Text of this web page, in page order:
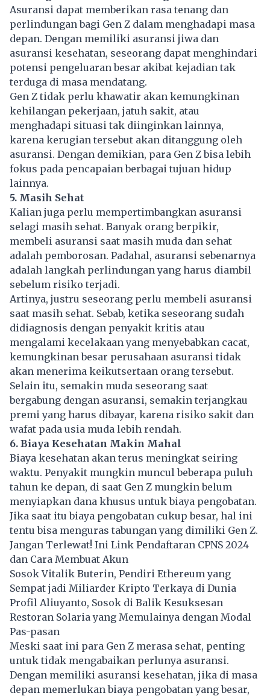
Asuransi dapat memberikan rasa tenang dan
perlindungan bagi Gen Z dalam menghadapi masa
depan. Dengan memiliki asuransi jiwa dan
asuransi kesehatan, seseorang dapat menghindari
potensi pengeluaran besar akibat kejadian tak
terduga di masa mendatang.
Gen Z tidak perlu khawatir akan kemungkinan
kehilangan pekerjaan, jatuh sakit, atau
menghadapi situasi tak diinginkan lainnya,
karena kerugian tersebut akan ditanggung oleh
asuransi. Dengan demikian, para Gen Z bisa lebih
fokus pada pencapaian berbagai tujuan hidup
lainnya.
5. Masih Sehat
Kalian juga perlu mempertimbangkan asuransi
selagi masih sehat. Banyak orang berpikir,
membeli asuransi saat masih muda dan sehat
adalah pemborosan. Padahal, asuransi sebenarnya
adalah langkah perlindungan yang harus diambil
sebelum risiko terjadi.
Artinya, justru seseorang perlu membeli asuransi
saat masih sehat. Sebab, ketika seseorang sudah
didiagnosis dengan penyakit kritis atau
mengalami kecelakaan yang menyebabkan cacat,
kemungkinan besar perusahaan asuransi tidak
akan menerima keikutsertaan orang tersebut.
Selain itu, semakin muda seseorang saat
bergabung dengan asuransi, semakin terjangkau
premi yang harus dibayar, karena risiko sakit dan
wafat pada usia muda lebih rendah.
6. Biaya Kesehatan Makin Mahal
Biaya kesehatan akan terus meningkat seiring
waktu. Penyakit mungkin muncul beberapa puluh
tahun ke depan, di saat Gen Z mungkin belum
menyiapkan dana khusus untuk biaya pengobatan.
Jika saat itu biaya pengobatan cukup besar, hal ini
tentu bisa menguras tabungan yang dimiliki Gen Z.
Jangan Terlewat! Ini Link Pendaftaran CPNS 2024
dan Cara Membuat Akun
Sosok Vitalik Buterin, Pendiri Ethereum yang
Sempat jadi Miliarder Kripto Terkaya di Dunia
Profil Aliuyanto, Sosok di Balik Kesuksesan
Restoran Solaria yang Memulainya dengan Modal
Pas-pasan
Meski saat ini para Gen Z merasa sehat, penting
untuk tidak mengabaikan perlunya asuransi.
Dengan memiliki asuransi kesehatan, jika di masa
depan memerlukan biaya pengobatan yang besar,